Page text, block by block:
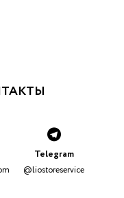
Telegram
@liostoreservice